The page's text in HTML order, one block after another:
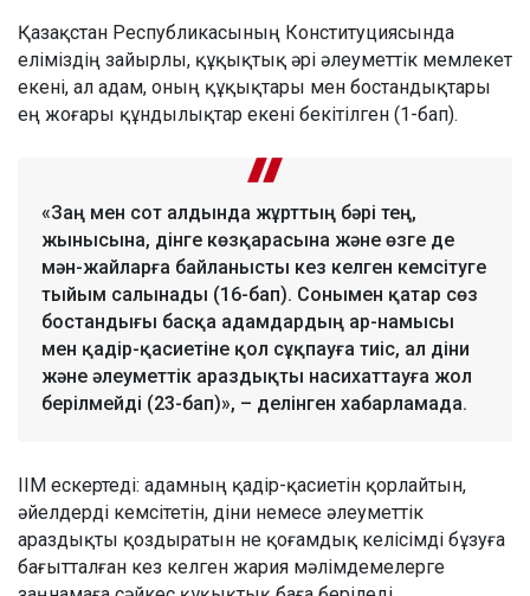
Қазақстан Республикасының Конституциясында
еліміздің зайырлы, құқықтық әрі әлеуметтік мемлекет
екені, ал адам, оның құқықтары мен бостандықтары
ең жоғары құндылықтар екені бекітілген (1-бап).
«Заң мен сот алдында жұрттың бәрі тең,
жынысына, дінге көзқарасына және өзге де
мән-жайларға байланысты кез келген кемсітуге
тыйым салынады (16-бап). Сонымен қатар сөз
бостандығы басқа адамдардың ар-намысы
мен қадір-қасиетіне қол сұқпауға тиіс, ал діни
және әлеуметтік араздықты насихаттауға жол
берілмейді (23-бап)», – делінген хабарламада.
ІІМ ескертеді: адамның қадір-қасиетін қорлайтын,
әйелдерді кемсітетін, діни немесе әлеуметтік
араздықты қоздыратын не қоғамдық келісімді бұзуға
бағытталған кез келген жария мәлімдемелерге